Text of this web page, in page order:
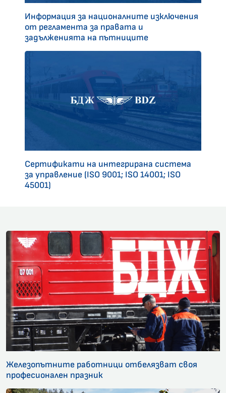
Информация за националните изключения
от регламента за правата и
задълженията на пътниците
Сертификати на интегрирана система
за управление (ISO 9001; ISO 14001; ISO
45001)
Железопътните работници отбелязват своя
професионален празник